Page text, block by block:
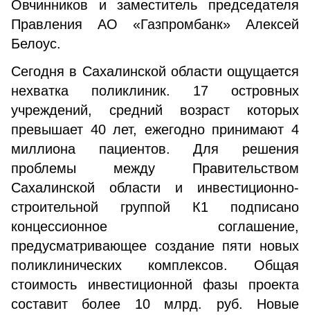
Овчинников и заместитель председателя
Правления АО «Газпромбанк» Алексей
Белоус.
Сегодня в Сахалинской области ощущается
нехватка поликлиник. 17 островных
учреждений, средний возраст которых
превышает 40 лет, ежегодно принимают 4
миллиона пациентов. Для решения
проблемы между Правительством
Сахалинской области и инвестиционно-
строительной группой К1 подписано
концессионное соглашение,
предусматривающее создание пяти новых
поликлинических комплексов. Общая
стоимость инвестиционной фазы проекта
составит более 10 млрд. руб. Новые